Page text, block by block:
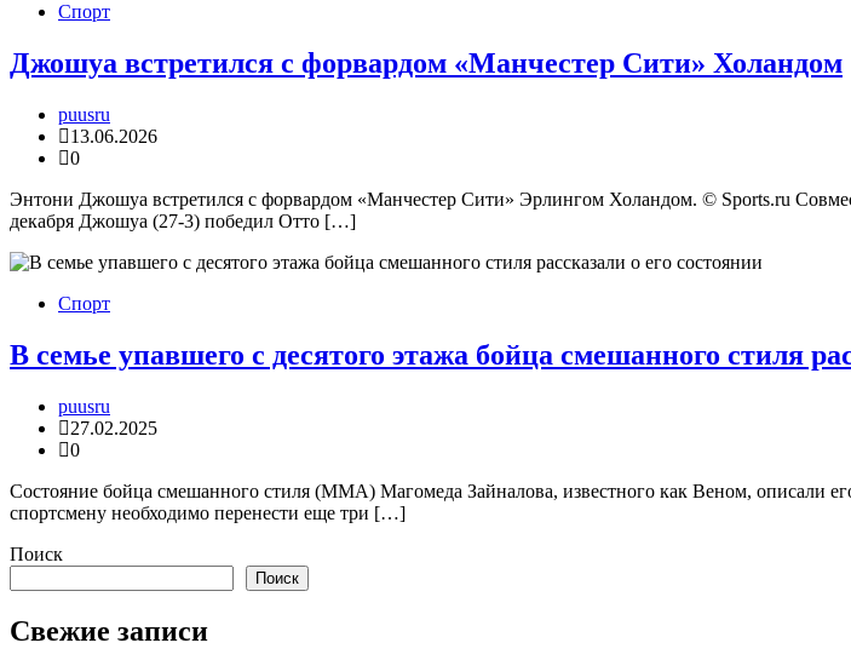
Спорт
Джошуа встретился с форвардом «Манчестер Сити» Холандом
puusru
13.06.2026
0
Энтони Джошуа встретился с форвардом «Манчестер Сити» Эрлингом Холандом. © Sports.ru
декабря Джошуа (27-3) победил Отто […]
Спорт
В семье упавшего c десятого этажа бойца смешанного стиля
puusru
27.02.2025
0
Состояние бойца смешанного стиля (ММА) Магомеда Зайналова, известного как Веном,
спортсмену необходимо перенести еще три […]
Поиск
Поиск
Свежие записи